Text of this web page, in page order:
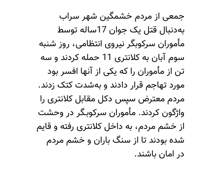
جمعی از مردم خشمگین شهر سراب
به‌دنبال قتل یک جوان 17ساله توسط
مأموران سرکوبگر نیروی انتظامی، روز شنبه
سوم آبان به کلانتری 11 حمله کردند و سه
تن از مأموران را که یکی از آنها افسر بود
مورد تهاجم قرار دادند و به‌شدت کتک زدند.
مردم معترض سپس دکل مقابل کلانتری را
واژگون کردند. مأموران سرکوبـگر در وحشت
از خشم مردم، به داخل کلانتری رفته و قایم
شده بودند تا از سنگ باران و خشم مردم
در امان باشند.